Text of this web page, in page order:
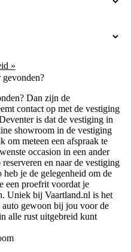
»
Dan zijn de
contact op met de vestiging
is dat de vestiging in
showroom in de vestiging
om meteen een afspraak te
occasion in een ander
en naar de vestiging
je de gelegenheid om de
een proefrit voordat je
Uniek bij Vaartland.nl is het
auto gewoon bij jou voor de
alle rust uitgebreid kunt